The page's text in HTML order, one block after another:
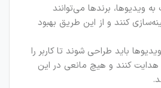
ویدیوها، برندها می‌توانند
کنند و از این طریق بهبود
باید طراحی شوند تا کاربر را
کنند و هیچ مانعی در این